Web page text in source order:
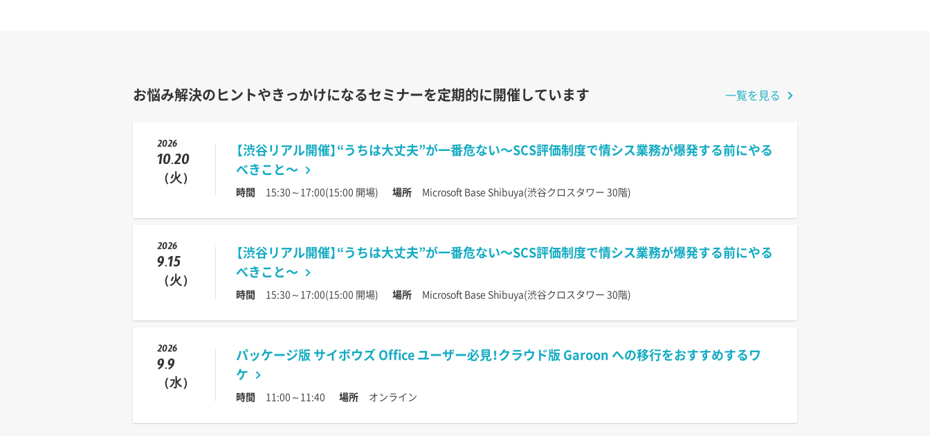
お悩み解決のヒントやきっかけになるセミナーを定期的に開催しています 一覧を見る
2026
10.20
（火）
【渋谷リアル開催】“うちは大丈夫”が一番危ない〜SCS評価制度で情シス業務が爆発する前にやる
べきこと〜
時間 15:30～17:00(15:00 開場) 場所 Microsoft Base Shibuya(渋谷クロスタワー 30階)
2026
9.15
（火）
【渋谷リアル開催】“うちは大丈夫”が一番危ない〜SCS評価制度で情シス業務が爆発する前にやる
べきこと〜
時間 15:30～17:00(15:00 開場) 場所 Microsoft Base Shibuya(渋谷クロスタワー 30階)
2026
9.9
（水）
パッケージ版 サイボウズ Office ユーザー必見！クラウド版 Garoon への移行をおすすめするワ
ケ
時間 11:00～11:40 場所 オンライン